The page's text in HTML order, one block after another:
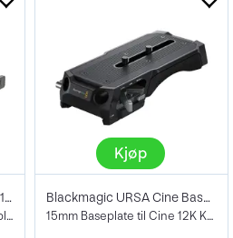
Bright Tangerine Leftfield 3 19mm
Studio Quick Release Bridgeplate
Kjøp
Blackmagic URSA Cine Baseplate 15
15mm Baseplate til Cine 12K Kamera